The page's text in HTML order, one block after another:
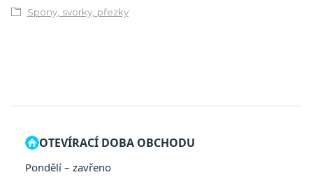
Spony, svorky, přezky
OTEVÍRACÍ DOBA OBCHODU
Pondělí – zavřeno